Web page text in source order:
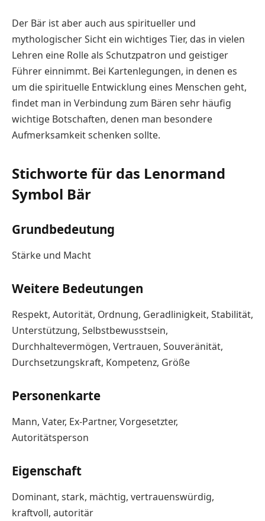
Der Bär ist aber auch aus spiritueller und
mythologischer Sicht ein wichtiges Tier, das in vielen
Lehren eine Rolle als Schutzpatron und geistiger
Führer einnimmt. Bei Kartenlegungen, in denen es
um die spirituelle Entwicklung eines Menschen geht,
findet man in Verbindung zum Bären sehr häufig
wichtige Botschaften, denen man besondere
Aufmerksamkeit schenken sollte.
Stichworte für das Lenormand
Symbol Bär
Grundbedeutung
Stärke und Macht
Weitere Bedeutungen
Respekt, Autorität, Ordnung, Geradlinigkeit, Stabilität,
Unterstützung, Selbstbewusstsein,
Durchhaltevermögen, Vertrauen, Souveränität,
Durchsetzungskraft, Kompetenz, Größe
Personenkarte
Mann, Vater, Ex-Partner, Vorgesetzter,
Autoritätsperson
Eigenschaft
Dominant, stark, mächtig, vertrauenswürdig,
kraftvoll, autoritär